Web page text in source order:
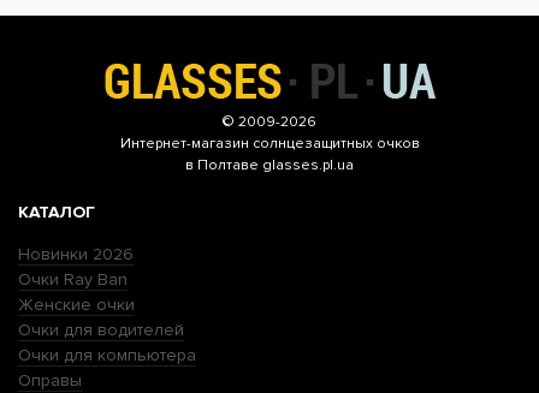
© 2009-2026
Интернет-магазин солнцезащитных очков
в Полтаве glasses.pl.ua
КАТАЛОГ
Новинки 2026
Очки Ray Ban
Женские очки
Очки для водителей
Очки для компьютера
Оправы